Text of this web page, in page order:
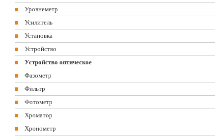
Уровнеметр
Усилитель
Установка
Устройство
Устройство оптическое
Фазометр
Фильтр
Фотометр
Хроматор
Хронометр